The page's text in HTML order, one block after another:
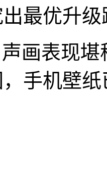
最优升
声画表现堪
手机壁